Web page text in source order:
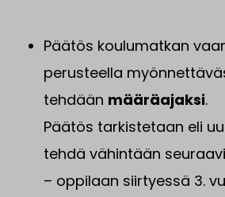
Päätös koulumatkan
perusteella
tehdään määräajaksi.
Päätös tarkistetaan eli
tehdä vähintään
– oppilaan siirtyessä 3.